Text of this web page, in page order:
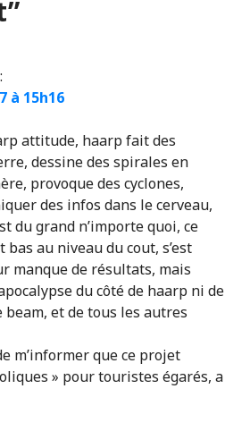
”
à 15h16
attitude, haarp fait des
dessine des spirales en
provoque des cyclones,
des infos dans le cerveau,
du grand n’importe quoi, ce
au niveau du cout, s’est
manque de résultats, mais
du côté de haarp ni de
et de tous les autres
m’informer que ce projet
» pour touristes égarés, a